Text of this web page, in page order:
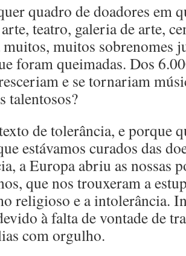
quadro de doadores em
teatro, galeria de arte,
muitos sobrenomes
foram queimadas. Dos
e se tornariam
talentosos?
de tolerância, e porque
estávamos curados das
a Europa abriu as nossas
que nos trouxeram a
religioso e a intolerância.
à falta de vontade de
com orgulho.